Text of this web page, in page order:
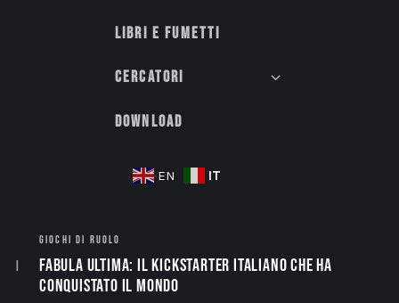
Libri e fumetti
Cercatori
Download
EN IT
GIOCHI DI RUOLO
Fabula Ultima: il Kickstarter italiano che ha
conquistato il mondo